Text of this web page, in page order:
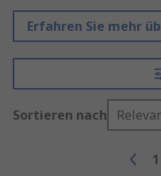
Erfahren Sie mehr
Sortieren nach
1